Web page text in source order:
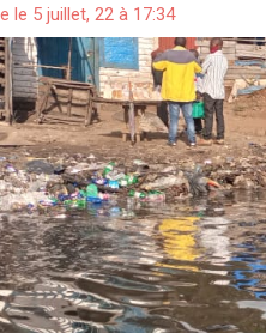
le 5 juillet, 22 à 17:34